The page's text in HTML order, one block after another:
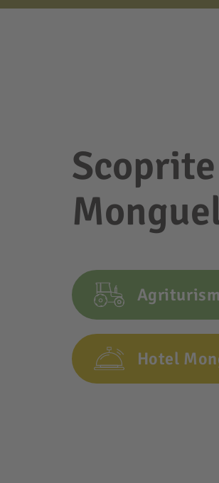
Hotel